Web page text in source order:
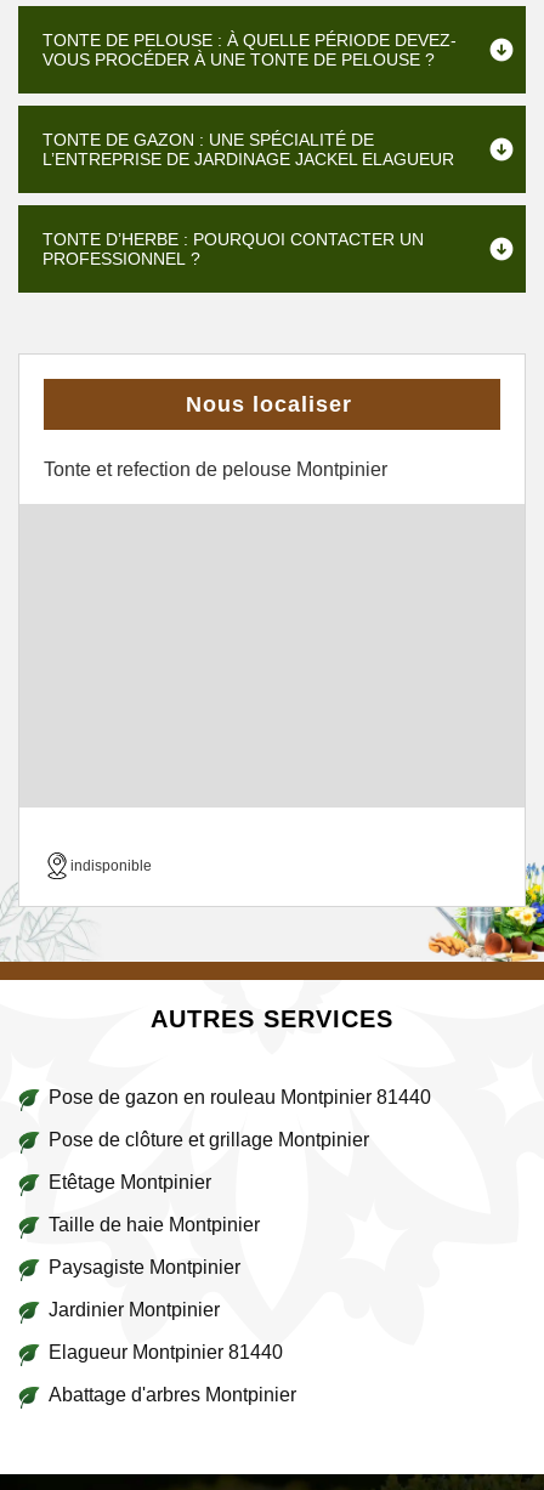
TONTE DE PELOUSE : À QUELLE PÉRIODE DEVEZ-
VOUS PROCÉDER À UNE TONTE DE PELOUSE ?
TONTE DE GAZON : UNE SPÉCIALITÉ DE
L’ENTREPRISE DE JARDINAGE JACKEL ELAGUEUR
TONTE D’HERBE : POURQUOI CONTACTER UN
PROFESSIONNEL ?
Nous localiser
Tonte et refection de pelouse Montpinier
indisponible
AUTRES SERVICES
Pose de gazon en rouleau Montpinier 81440
Pose de clôture et grillage Montpinier
Etêtage Montpinier
Taille de haie Montpinier
Paysagiste Montpinier
Jardinier Montpinier
Elagueur Montpinier 81440
Abattage d'arbres Montpinier